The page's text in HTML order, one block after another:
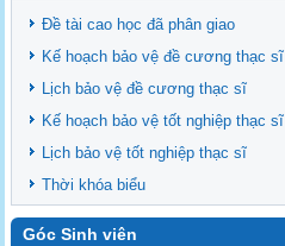
Đề tài cao học đã phân giao
Kế hoạch bảo vệ đề cương thạc sĩ
Lịch bảo vệ đề cương thạc sĩ
Kế hoạch bảo vệ tốt nghiệp thạc sĩ
Lịch bảo vệ tốt nghiệp thạc sĩ
Thời khóa biểu
Góc Sinh viên